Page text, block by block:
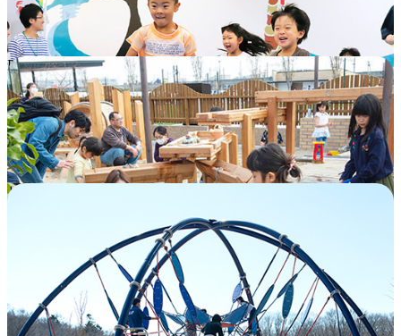
ーションの場にもなっています。
KID-O-KID（キドキド）の詳細へ
Playville（プレイヴィル）
あそび場としても家族の居場所としても重要な役割を
持つ公園の中の、新しいあそび場。屋外あそびゾーン
と屋内遊び場を組み合わせました。生きる力につなが
るあそびをたっぷり揃えています。
Playville（プレイヴィル）の詳細へ
リポビタンキッズPLAYLOT by BørneLund
「あそび×スポーツ」をテーマにした、球場内にある
あそび場です。雪深い北海道でも季節を問わずからだ
遊びが楽しめ、年齢や性別、国籍、障がいの有無を問
わず皆が交流しながら楽しめるあそびが揃います。
リポビタンキッズPLAYLOT by BørneLund